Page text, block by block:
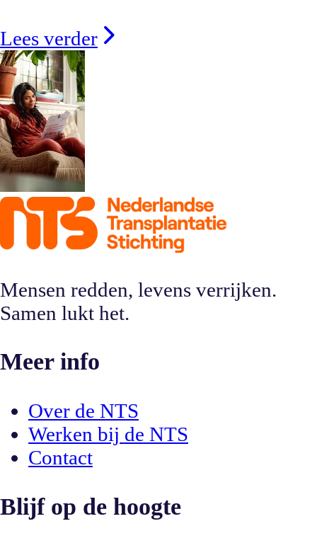
Lees verder
Mensen redden, levens verrijken.
Samen lukt het.
Meer info
Over de NTS
Werken bij de NTS
Contact
Blijf op de hoogte